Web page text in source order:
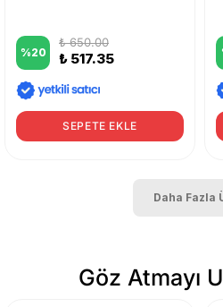
%20
₺ 650.00
₺ 517.35
SEPETE EKLE
Daha Fazla
Göz Atmayı